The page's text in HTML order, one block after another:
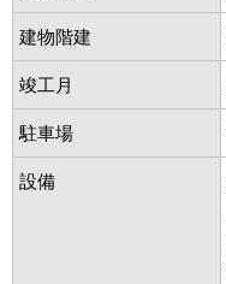
建物階建
竣工月
駐車場
設備